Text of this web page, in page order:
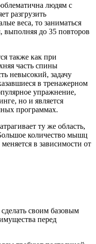
людям с
разгрузить
веса, то заниматься
до 35 повторов
также как при
часть спины
невысокий, задачу
в тренажерном
упражнение,
но и является
программах.
ту же область,
количество мышц
в зависимости от
своим базовым
перед